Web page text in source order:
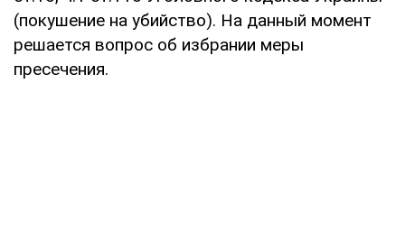
(покушение на убийство). На данный момент
решается вопрос об избрании меры
пресечения.